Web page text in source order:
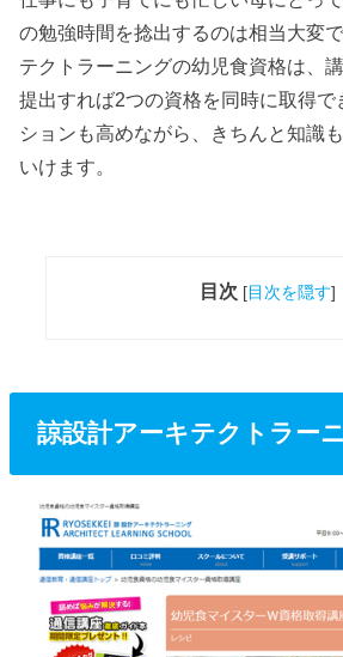
の勉強時間を捻出するのは相当大変
テクトラーニングの幼児食資格は、
提出すれば2つの資格を同時に取得で
ションも高めながら、きちんと知識
いけます。
目次 [目次を隠す]
諒設計アーキテクトラー